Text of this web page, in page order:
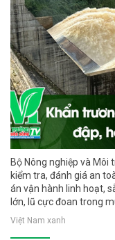
Bộ Nông nghiệp và
kiểm tra, đánh giá an
án vận hành linh hoạt,
lớn, lũ cực đoan trong
Việt Nam xanh